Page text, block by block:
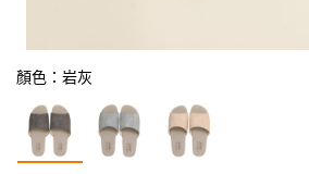
顏色：岩灰